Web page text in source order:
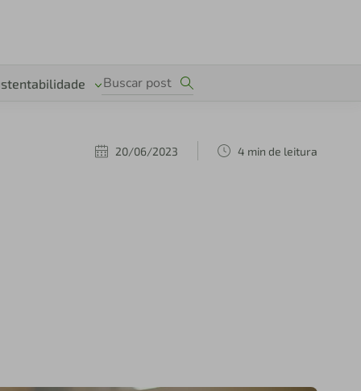
20/06/2023 4 min de leitura